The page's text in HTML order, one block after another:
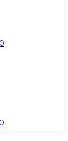
0
0